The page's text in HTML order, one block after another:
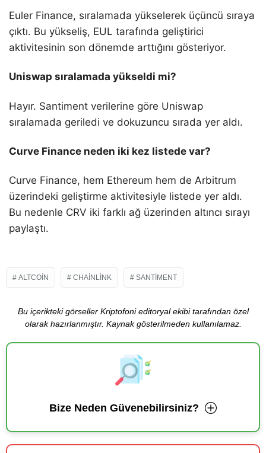
Euler Finance, sıralamada yükselerek üçüncü sıraya
çıktı. Bu yükseliş, EUL tarafında geliştirici
aktivitesinin son dönemde arttığını gösteriyor.
Uniswap sıralamada yükseldi mi?
Hayır. Santiment verilerine göre Uniswap
sıralamada geriledi ve dokuzuncu sırada yer aldı.
Curve Finance neden iki kez listede var?
Curve Finance, hem Ethereum hem de Arbitrum
üzerindeki geliştirme aktivitesiyle listede yer aldı.
Bu nedenle CRV iki farklı ağ üzerinden altıncı sırayı
paylaştı.
ALTCOIN CHAINLINK SANTIMENT
Bu içerikteki görseller Kriptofoni editoryal ekibi tarafından özel
olarak hazırlanmıştır. Kaynak gösterilmeden kullanılamaz.
Bize Neden Güvenebilirsiniz?